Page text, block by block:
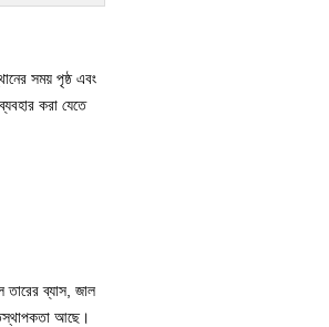
সময় পৃষ্ঠ এবং
করা যেতে
তারের ব্যাস, জাল
আছে।